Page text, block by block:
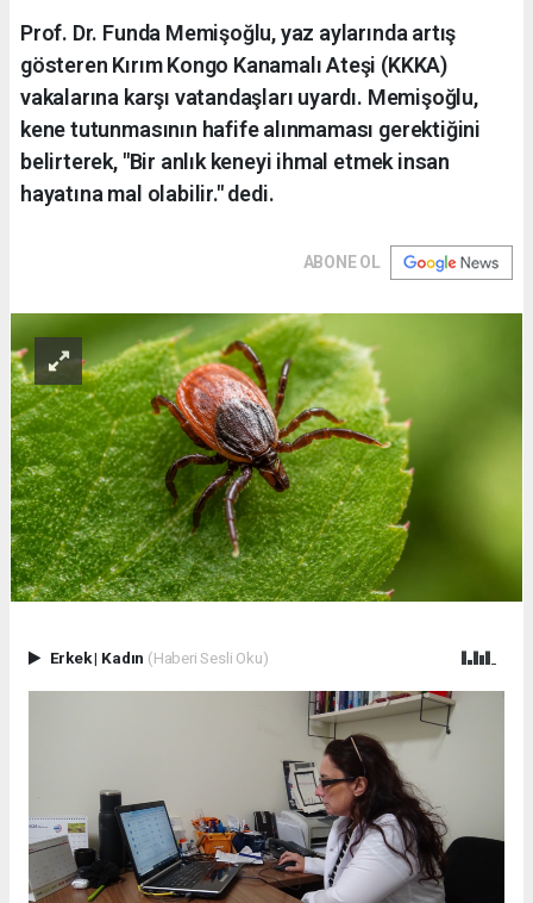
Prof. Dr. Funda Memişoğlu, yaz aylarında artış
gösteren Kırım Kongo Kanamalı Ateşi (KKKA)
vakalarına karşı vatandaşları uyardı. Memişoğlu,
kene tutunmasının hafife alınmaması gerektiğini
belirterek, "Bir anlık keneyi ihmal etmek insan
hayatına mal olabilir." dedi.
ABONE OL
Erkek| Kadın (Haberi Sesli Oku)